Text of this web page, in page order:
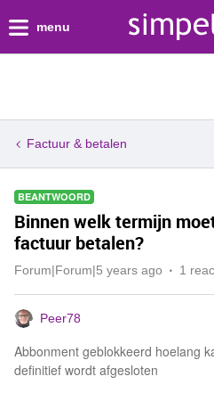
menu
Factuur & betalen
BEANTWOORD
Binnen welk termijn
factuur betalen?
Forum|Forum|5 years ago 1
Peer78
Abbonment geblokkeerd hoelang
definitief wordt afgesloten